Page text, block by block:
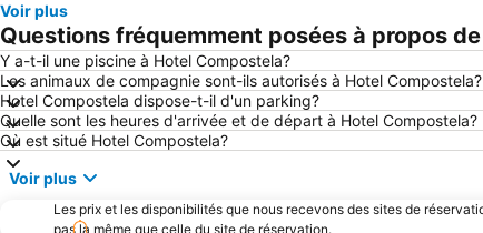
Voir plus
Questions fréquemment posées à propos
Y a-t-il une piscine à Hotel Compostela?
Les animaux de compagnie sont-ils autorisés à Hotel Compostela?
Hotel Compostela dispose-t-il d'un parking?
Quelle sont les heures d'arrivée et de départ à Hotel Compostela?
Où est situé Hotel Compostela?
Voir plus
Les prix et les disponibilités que nous recevons des sites de
pas la même que celle du site de réservation.